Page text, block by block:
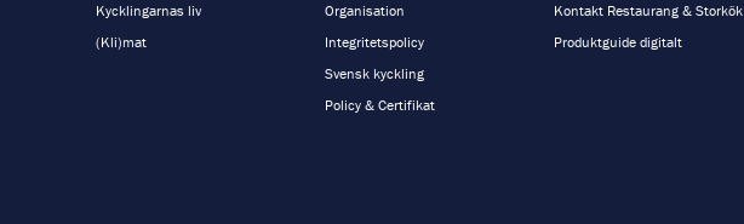
Kycklingarnas liv
(Kli)mat
Organisation
Integritetspolicy
Svensk kyckling
Policy & Certifikat
Kontakt Restaurang & Storkök
Produktguide digitalt